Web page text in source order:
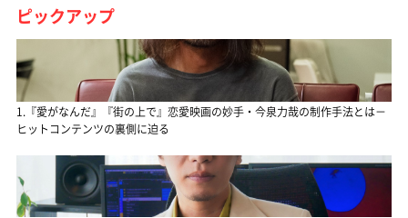
ピックアップ
1.『愛がなんだ』『街の上で』恋愛映画の妙手・今泉力哉の制作手法とは－
ヒットコンテンツの裏側に迫る